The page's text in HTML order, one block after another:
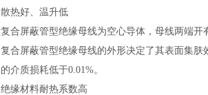
散热好、温升低
复合屏蔽管型绝缘母线为空心导体，母线两端
复合屏蔽管型绝缘母线的外形决定了其表面集
的介质损耗低于0.01%。
绝缘材料耐热系数高